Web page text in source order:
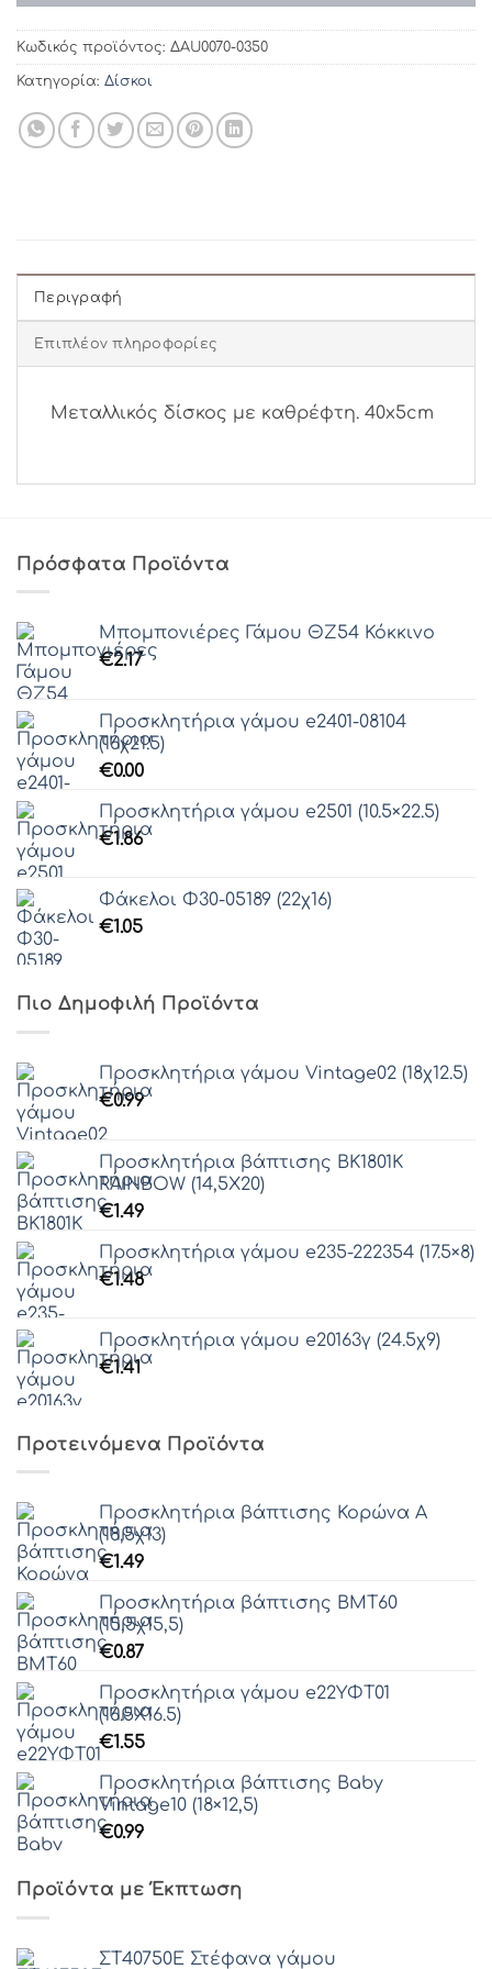
Κωδικός προϊόντος: ΔAU0070-0350
Κατηγορία: Δίσκοι
Περιγραφή
Επιπλέον πληροφορίες
Μεταλλικός δίσκος με καθρέφτη. 40x5cm
Πρόσφατα Προϊόντα
Μπομπονιέρες Γάμου ΘZ54 Κόκκινο
€2.17
Προσκλητήρια γάμου e2401-08104
(16χ21.5)
€0.00
Προσκλητήρια γάμου e2501 (10.5×22.5)
€1.86
Φάκελοι Φ30-05189 (22χ16)
€1.05
Πιο Δημοφιλή Προϊόντα
Προσκλητήρια γάμου Vintage02 (18χ12.5)
€0.99
Προσκλητήρια βάπτισης ΒΚ1801Κ
RAINBOW (14,5Χ20)
€1.49
Προσκλητήρια γάμου e235-222354 (17.5×8)
€1.48
Προσκλητήρια γάμου e20163γ (24.5χ9)
€1.41
Προτεινόμενα Προϊόντα
Προσκλητήρια βάπτισης Κορώνα Α
(18,5χ13)
€1.49
Προσκλητήρια βάπτισης ΒΜΤ60
(15,5χ15,5)
€0.87
Προσκλητήρια γάμου e22ΥΦΤ01
(16.5Χ16.5)
€1.55
Προσκλητήρια βάπτισης Baby
Vintage10 (18×12,5)
€0.99
Προϊόντα με Έκπτωση
ΣΤ40750Ε Στέφανα γάμου